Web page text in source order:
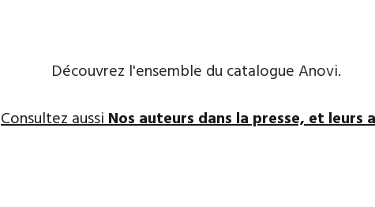
Découvrez l'ensemble du catalogue Anovi.
Consultez aussiNos auteurs dans la presse, et leurs